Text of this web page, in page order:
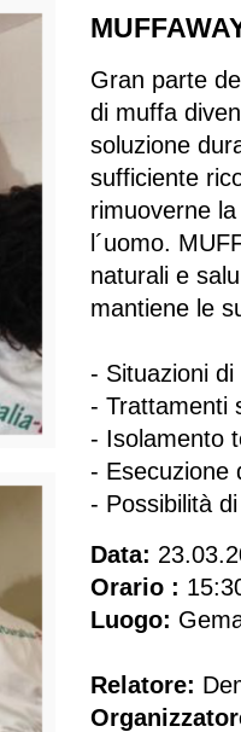
Gran parte
di muffa
soluzione
sufficiente
rimuoverne
l´uomo.
naturali e
mantiene le
- Situazioni
- Trattamenti
- Isolamento
- Esecuzione
- Possibilità
Data:
Orario :
Luogo:
Relatore: